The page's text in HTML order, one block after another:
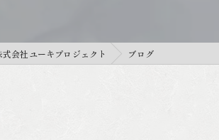
会社ユーキプロジェクト ブログ